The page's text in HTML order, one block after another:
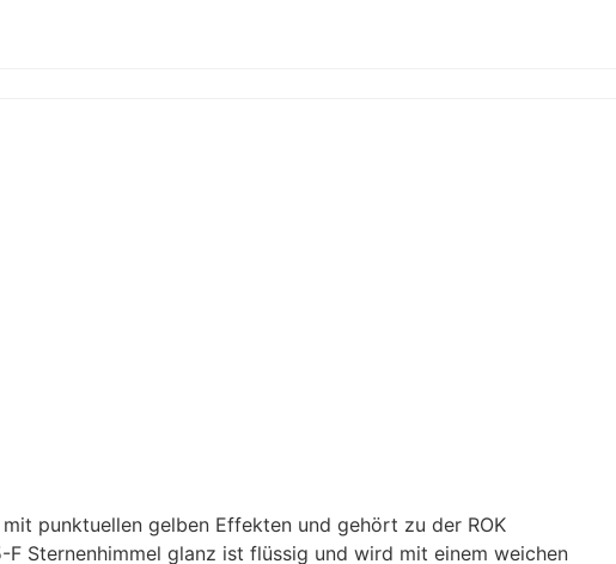
punktuellen gelben Effekten und gehört zu der ROK
Sternenhimmel glanz ist flüssig und wird mit einem weichen